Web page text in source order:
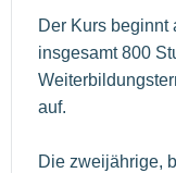
Der Kurs beginnt
insgesamt 800
auf.
Die zweijährige,